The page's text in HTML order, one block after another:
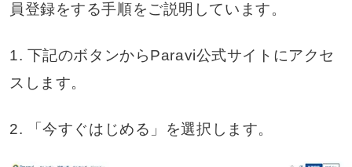
員登録をする手順をご説明しています。
1. 下記のボタンからParavi公式サイトにアクセ
スします。
2. 「今すぐはじめる」を選択します。